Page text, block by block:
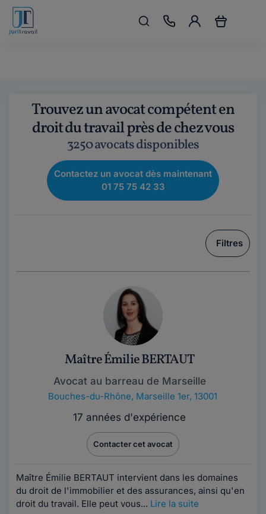
Trouvez un avocat compétent en
droit du travail près de chez vous
3250 avocats disponibles
Contactez un avocat dès maintenant
01 75 75 42 33
Filtres
Maître Émilie BERTAUT
Avocat au barreau de Marseille
Bouches-du-Rhône, Marseille 1er, 13001
17 années d'expérience
Contacter cet avocat
Maître Émilie BERTAUT intervient dans les domaines
du droit de l'immobilier et des assurances, ainsi qu'en
droit du travail. Elle peut vous... Lire la suite